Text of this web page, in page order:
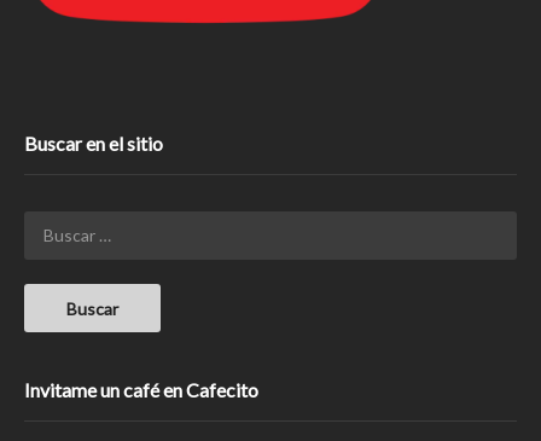
Buscar en el sitio
Invitame un café en Cafecito